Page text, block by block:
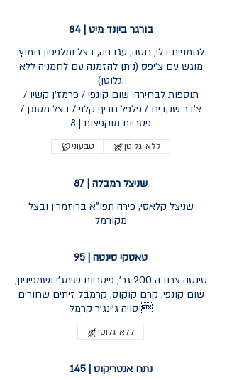
בורגר ביונד מיט | 84
לחמניית דלי, חסה, עגבניה, בצל ומלפפון חמוץ.
מוגש עם צ'יפס (ניתן להזמנה עם לחמניה ללא
גלוטן).
תוספות לבחירה: שום קונפי / פרמז'ן קשיו /
צ'דר שקדים / פלפל חריף קלוי / בצל מטוגן /
טבעוני ללא גלוטן
שניצל רמבלה | 87
שניצל קלאסי, פירה תפו"א ברוזמרין ובצל
מקורמל
טאטקי סינטה | 95
סינטה צרובה 200 גר', פיטריות שימג'י ושמפיניון,
שום קונפי, קרם קוקוס, קרמבל זיתים שחורים
וסויה ג'ינג'ר קרמל
ללא גלוטן
נתח אנטריקוט | 145